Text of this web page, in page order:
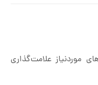
موردنیاز علامت‌گذاری